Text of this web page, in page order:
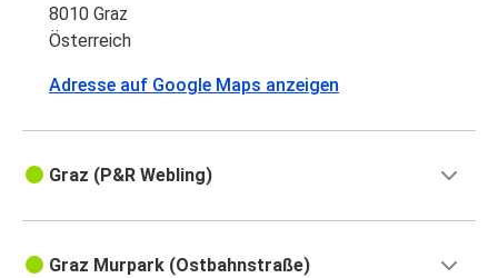
8010 Graz
Österreich
Adresse auf Google Maps anzeigen
Graz (P&R Webling)
Graz Murpark (Ostbahnstraße)